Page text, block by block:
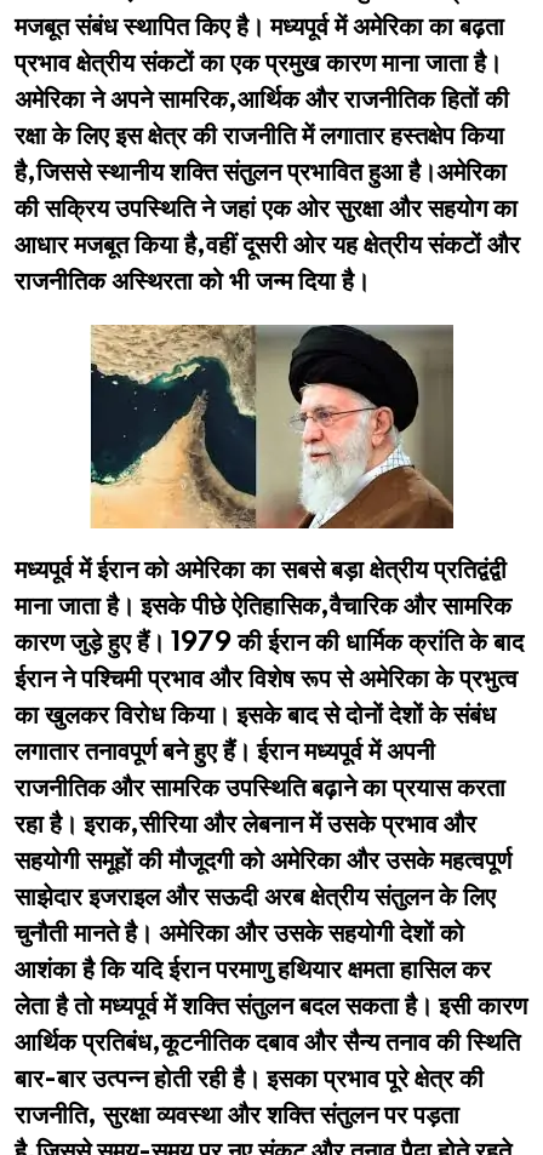
मजबूत संबंध स्थापित किए है। मध्यपूर्व में अमेरिका का बढ़ता
प्रभाव क्षेत्रीय संकटों का एक प्रमुख कारण माना जाता है।
अमेरिका ने अपने सामरिक,आर्थिक और राजनीतिक हितों की
रक्षा के लिए इस क्षेत्र की राजनीति में लगातार हस्तक्षेप किया
है,जिससे स्थानीय शक्ति संतुलन प्रभावित हुआ है।अमेरिका
की सक्रिय उपस्थिति ने जहां एक ओर सुरक्षा और सहयोग का
आधार मजबूत किया है,वहीं दूसरी ओर यह क्षेत्रीय संकटों और
राजनीतिक अस्थिरता को भी जन्म दिया है।
मध्यपूर्व में ईरान को अमेरिका का सबसे बड़ा क्षेत्रीय प्रतिद्वंद्वी
माना जाता है। इसके पीछे ऐतिहासिक,वैचारिक और सामरिक
कारण जुड़े हुए हैं। 1979 की ईरान की धार्मिक क्रांति के बाद
ईरान ने पश्चिमी प्रभाव और विशेष रूप से अमेरिका के प्रभुत्व
का खुलकर विरोध किया। इसके बाद से दोनों देशों के संबंध
लगातार तनावपूर्ण बने हुए हैं। ईरान मध्यपूर्व में अपनी
राजनीतिक और सामरिक उपस्थिति बढ़ाने का प्रयास करता
रहा है। इराक,सीरिया और लेबनान में उसके प्रभाव और
सहयोगी समूहों की मौजूदगी को अमेरिका और उसके महत्वपूर्ण
साझेदार इजराइल और सऊदी अरब क्षेत्रीय संतुलन के लिए
चुनौती मानते है। अमेरिका और उसके सहयोगी देशों को
आशंका है कि यदि ईरान परमाणु हथियार क्षमता हासिल कर
लेता है तो मध्यपूर्व में शक्ति संतुलन बदल सकता है। इसी कारण
आर्थिक प्रतिबंध,कूटनीतिक दबाव और सैन्य तनाव की स्थिति
बार-बार उत्पन्न होती रही है। इसका प्रभाव पूरे क्षेत्र की
राजनीति, सुरक्षा व्यवस्था और शक्ति संतुलन पर पड़ता